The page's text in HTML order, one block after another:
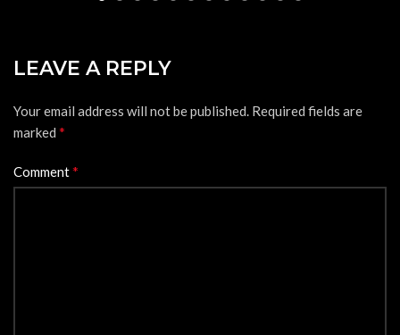
LEAVE A REPLY
Your email address will not be published. Required fields are
marked *
Comment*